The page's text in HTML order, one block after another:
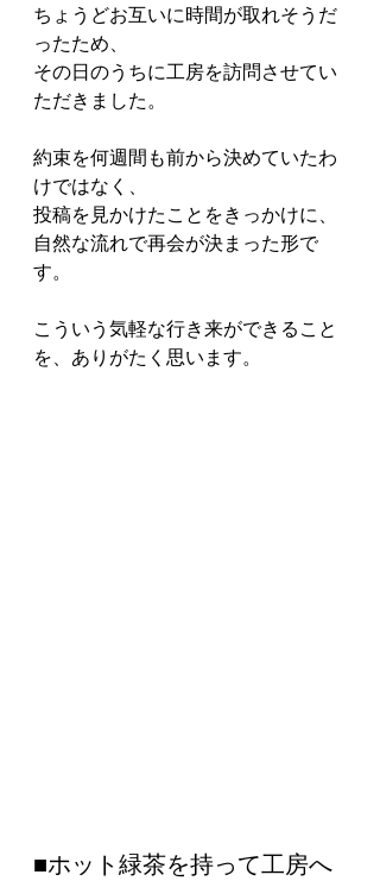
ちょうどお互いに時間が取れそうだ
ったため、
その日のうちに工房を訪問させてい
ただきました。
約束を何週間も前から決めていたわ
けではなく、
投稿を見かけたことをきっかけに、
自然な流れで再会が決まった形で
す。
こういう気軽な行き来ができること
を、ありがたく思います。
■ホット緑茶を持って工房へ